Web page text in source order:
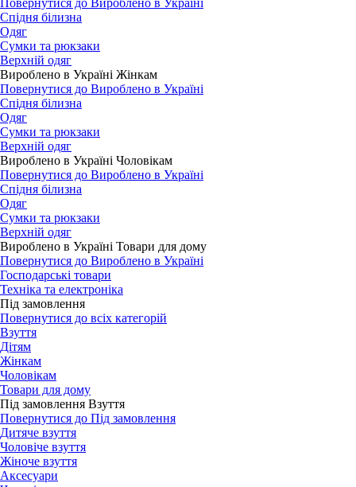
Повернутися до Вироблено в Україні
Спідня білизна
Одяг
Сумки та рюкзаки
Верхній одяг
Вироблено в Україні Жінкам
Повернутися до Вироблено в Україні
Спідня білизна
Одяг
Сумки та рюкзаки
Верхній одяг
Вироблено в Україні Чоловікам
Повернутися до Вироблено в Україні
Спідня білизна
Одяг
Сумки та рюкзаки
Верхній одяг
Вироблено в Україні Товари для дому
Повернутися до Вироблено в Україні
Господарські товари
Техніка та електроніка
Під замовлення
Повернутися до всіх категорій
Взуття
Дітям
Жінкам
Чоловікам
Товари для дому
Під замовлення Взуття
Повернутися до Під замовлення
Дитяче взуття
Чоловіче взуття
Жіноче взуття
Аксесуари